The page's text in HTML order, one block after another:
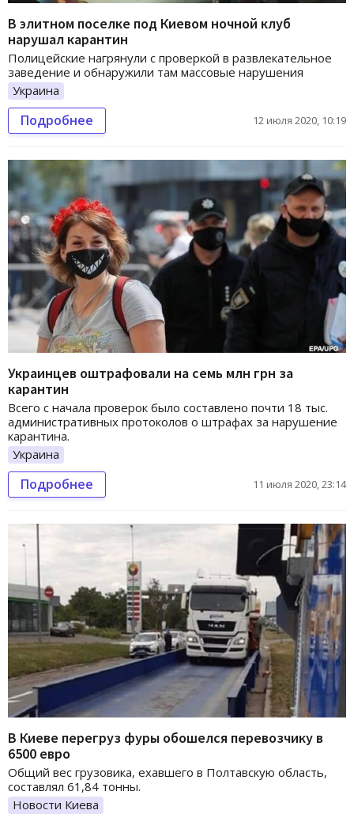
В элитном поселке под Киевом ночной клуб
нарушал карантин
Полицейские нагрянули с проверкой в развлекательное
заведение и обнаружили там массовые нарушения
Украина
Подробнее 12 июля 2020, 10:19
Украинцев оштрафовали на семь млн грн за
карантин
Всего с начала проверок было составлено почти 18 тыс.
административных протоколов о штрафах за нарушение
карантина.
Украина
Подробнее 11 июля 2020, 23:14
В Киеве перегруз фуры обошелся перевозчику в
6500 евро
Общий вес грузовика, ехавшего в Полтавскую область,
составлял 61,84 тонны.
Новости Киева